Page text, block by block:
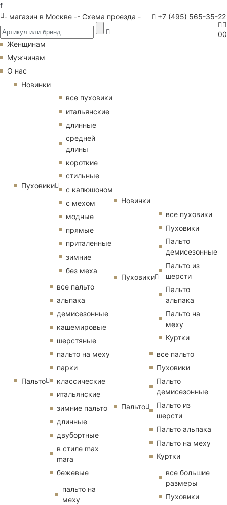
f
- магазин в Москве -- Схема проезда - +7 (495) 565-35-22
00
Женщинам
Мужчинам
О нас
Новинки
Пуховики
все пуховики
итальянские
длинные
средней
длины
короткие
стильные
с капюшоном
с мехом
модные
прямые
приталенные
зимние
без меха
Пальто
все пальто
альпака
демисезонные
кашемировые
шерстяные
пальто на меху
парки
классические
итальянские
зимние пальто
длинные
двубортные
в стиле max
mara
бежевые
пальто на
меху
Новинки
Пуховики
все пуховики
Пуховики
Пальто
демисезонные
Пальто из
шерсти
Пальто
альпака
Пальто на
меху
Куртки
Пальто
все пальто
Пуховики
Пальто
демисезонные
Пальто из
шерсти
Пальто альпака
Пальто на меху
Куртки
все большие
размеры
Пуховики